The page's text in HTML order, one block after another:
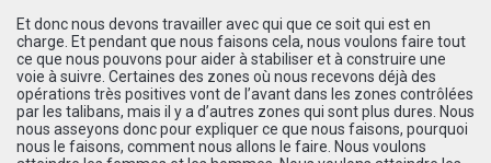
Et donc nous devons travailler avec qui que ce soit qui est en
charge. Et pendant que nous faisons cela, nous voulons faire tout
ce que nous pouvons pour aider à stabiliser et à construire une
voie à suivre. Certaines des zones où nous recevons déjà des
opérations très positives vont de l’avant dans les zones contrôlées
par les talibans, mais il y a d’autres zones qui sont plus dures. Nous
nous asseyons donc pour expliquer ce que nous faisons, pourquoi
nous le faisons, comment nous allons le faire. Nous voulons